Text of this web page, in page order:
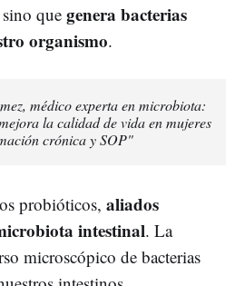
que genera bacterias
organismo.
médico experta en microbiota:
la calidad de vida en mujeres
crónica y SOP"
probióticos, aliados
intestinal. La
microscópico de bacterias